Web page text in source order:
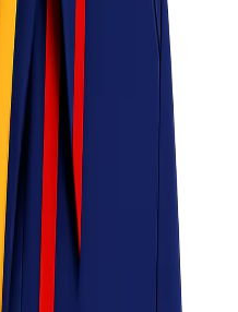
atau Vape